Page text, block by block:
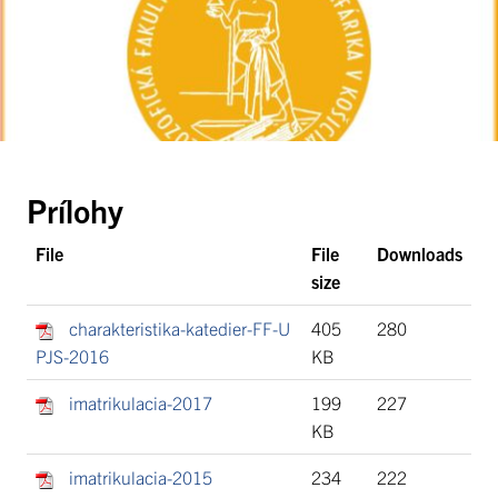
Prílohy
File
File
size
Downloads
charakteristika-katedier-FF-U
PJS-2016
405
KB
280
imatrikulacia-2017
199
KB
227
imatrikulacia-2015
234
222